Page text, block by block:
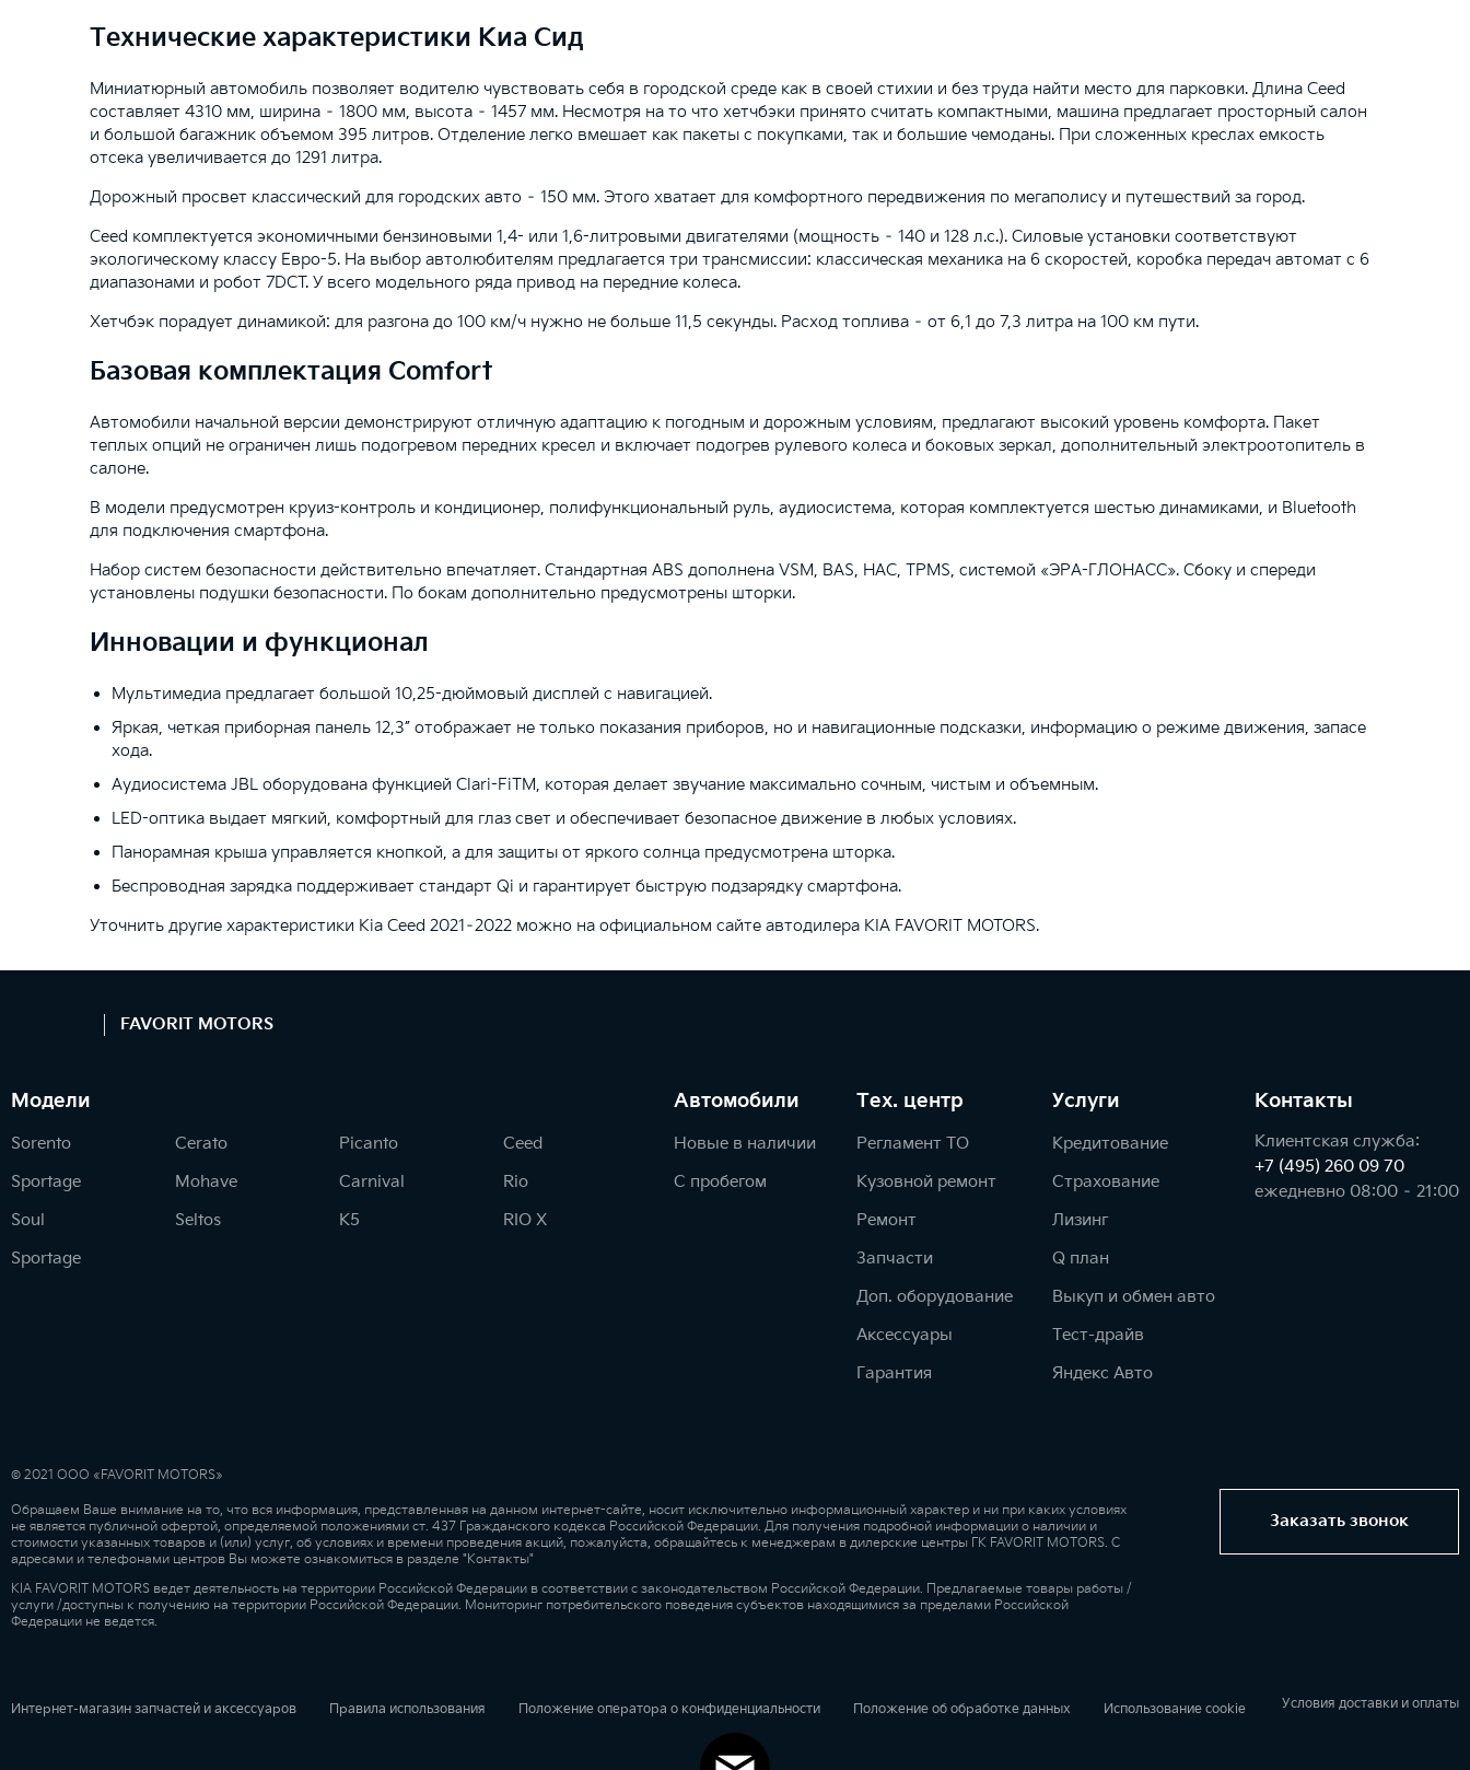
Технические характеристики Киа Сид
Миниатюрный автомобиль позволяет водителю чувствовать себя в городской среде как в своей стихии и без труда найти место для парковки. Длина Ceed
составляет 4310 мм, ширина – 1800 мм, высота – 1457 мм. Несмотря на то что хетчбэки принято считать компактными, машина предлагает просторный салон
и большой багажник объемом 395 литров. Отделение легко вмешает как пакеты с покупками, так и большие чемоданы. При сложенных креслах емкость
отсека увеличивается до 1291 литра.
Дорожный просвет классический для городских авто – 150 мм. Этого хватает для комфортного передвижения по мегаполису и путешествий за город.
Ceed комплектуется экономичными бензиновыми 1,4- или 1,6-литровыми двигателями (мощность – 140 и 128 л.с.). Силовые установки соответствуют
экологическому классу Евро-5. На выбор автолюбителям предлагается три трансмиссии: классическая механика на 6 скоростей, коробка передач автомат с 6
диапазонами и робот 7DCT. У всего модельного ряда привод на передние колеса.
Хетчбэк порадует динамикой: для разгона до 100 км/ч нужно не больше 11,5 секунды. Расход топлива – от 6,1 до 7,3 литра на 100 км пути.
Базовая комплектация Comfort
Автомобили начальной версии демонстрируют отличную адаптацию к погодным и дорожным условиям, предлагают высокий уровень комфорта. Пакет
теплых опций не ограничен лишь подогревом передних кресел и включает подогрев рулевого колеса и боковых зеркал, дополнительный электроотопитель в
салоне.
В модели предусмотрен круиз-контроль и кондиционер, полифункциональный руль, аудиосистема, которая комплектуется шестью динамиками, и Bluetooth
для подключения смартфона.
Набор систем безопасности действительно впечатляет. Стандартная ABS дополнена VSM, BAS, HAC, TPMS, системой «ЭРА-ГЛОНАСС». Сбоку и спереди
установлены подушки безопасности. По бокам дополнительно предусмотрены шторки.
Инновации и функционал
Мультимедиа предлагает большой 10,25-дюймовый дисплей с навигацией.
Яркая, четкая приборная панель 12,3” отображает не только показания приборов, но и навигационные подсказки, информацию о режиме движения, запасе
хода.
Аудиосистема JBL оборудована функцией Clari-FiTM, которая делает звучание максимально сочным, чистым и объемным.
LED-оптика выдает мягкий, комфортный для глаз свет и обеспечивает безопасное движение в любых условиях.
Панорамная крыша управляется кнопкой, а для защиты от яркого солнца предусмотрена шторка.
Беспроводная зарядка поддерживает стандарт Qi и гарантирует быструю подзарядку смартфона.
Уточнить другие характеристики Kia Ceed 2021–2022 можно на официальном сайте автодилера KIA FAVORIT MOTORS.
FAVORIT MOTORS
Модели
Sorento Cerato Picanto
Ceed
Sportage
Mohave Carnival
Rio
Soul
Seltos K5
RIO X
Sportage
Автомобили
Новые в наличии
С пробегом
Тех. центр
Регламент ТО
Кузовной ремонт
Ремонт
Запчасти
Доп. оборудование
Аксессуары
Гарантия
Услуги
Кредитование
Страхование
Лизинг
Q план
Выкуп и обмен авто
Тест-драйв
Яндекс Авто
Контакты
Клиентская служба:
+7 (495) 260 09 70
ежедневно 08:00 – 21:00
© 2021 ООО «FAVORIT MOTORS»
Обращаем Ваше внимание на то, что вся информация, представленная на данном интернет-сайте, носит исключительно информационный характер и ни при каких условиях
не является публичной офертой, определяемой положениями ст. 437 Гражданского кодекса Российской Федерации. Для получения подробной информации о наличии и
стоимости указанных товаров и (или) услуг, об условиях и времени проведения акций, пожалуйста, обращайтесь к менеджерам в дилерские центры ГК FAVORIT MOTORS. С
адресами и телефонами центров Вы можете ознакомиться в разделе "Контакты"
KIA FAVORIT MOTORS ведет деятельность на территории Российской Федерации в соответствии с законодательством Российской Федерации. Предлагаемые товары работы /
услуги /доступны к получению на территории Российской Федерации. Мониторинг потребительского поведения субъектов находящимися за пределами Российской
Федерации не ведется.
Заказать звонок
Интернет-магазин запчастей и аксессуаров Правила использования Положение оператора о конфиденциальности Положение об обработке данных Использование cookie Условия доставки и оплаты